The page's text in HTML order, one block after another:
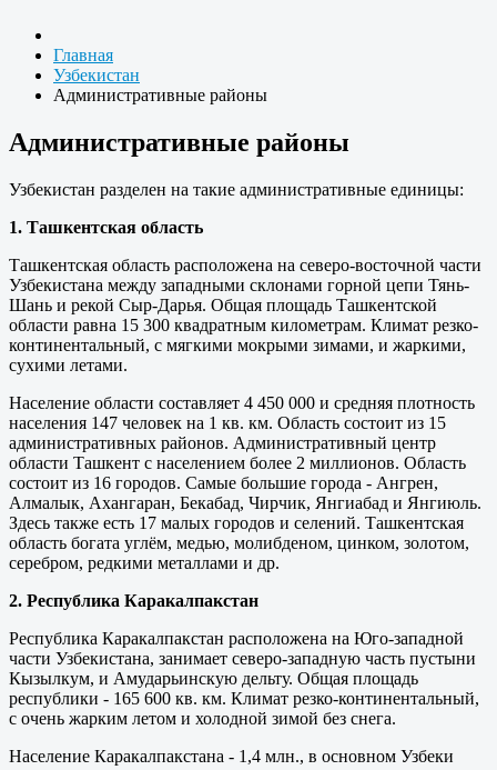
Главная
Узбекистан
Административные районы
Административные районы
Узбекистан разделен на такие административные единицы:
1. Ташкентская область
Ташкентская область расположена на северо-восточной части
Узбекистана между западными склонами горной цепи Тянь-
Шань и рекой Сыр-Дарья. Общая площадь Ташкентской
области равна 15 300 квадратным километрам. Климат резко-
континентальный, с мягкими мокрыми зимами, и жаркими,
сухими летами.
Население области составляет 4 450 000 и средняя плотность
населения 147 человек на 1 кв. км. Область состоит из 15
административных районов. Административный центр
области Ташкент с населением более 2 миллионов. Область
состоит из 16 городов. Самые большие города - Ангрен,
Алмалык, Ахангаран, Бекабад, Чирчик, Янгиабад и Янгиюль.
Здесь также есть 17 малых городов и селений. Ташкентская
область богата углём, медью, молибденом, цинком, золотом,
серебром, редкими металлами и др.
2. Республика Каракалпакстан
Республика Каракалпакстан расположена на Юго-западной
части Узбекистана, занимает северо-западную часть пустыни
Кызылкум, и Амударьинскую дельту. Общая площадь
республики - 165 600 кв. км. Климат резко-континентальный,
с очень жарким летом и холодной зимой без снега.
Население Каракалпакстана - 1,4 млн., в основном Узбеки